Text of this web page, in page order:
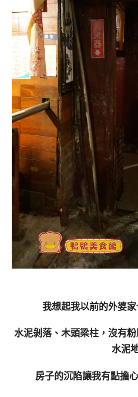
我想起我以前的外婆
水泥剝落、木頭梁柱，沒有
水泥
房子的沉陷讓我有點擔